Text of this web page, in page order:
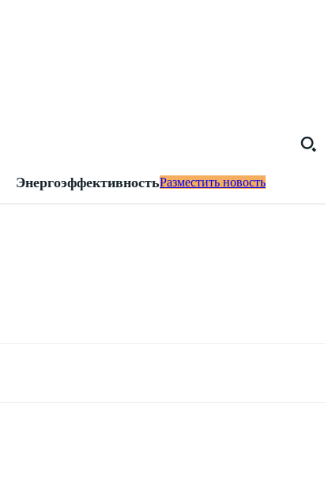
ЭнергоэффективностьРазместить новость